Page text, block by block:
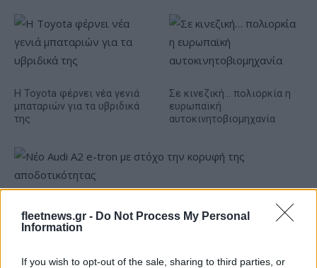
fleetnews.gr - Do Not Process My Personal
Information
If you wish to opt-out of the sale, sharing to third parties, or
Η Toyota φέρνει νέα γενιά
μπαταριών για τα υβριδικά
της
Σε κινεζική… πολιορκία η
ευρωπαϊκή
αυτοκινητοβιομηχανία
αποδοτικότητας